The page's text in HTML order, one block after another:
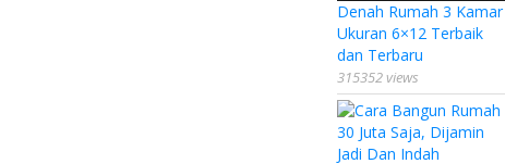
Denah Rumah 3 Kamar
Ukuran 6×12 Terbaik
dan Terbaru
315352 views